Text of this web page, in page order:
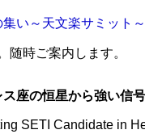
い～天文楽サミット～
随時ご案内します。
座の恒星から強い信
SETI Candidate in